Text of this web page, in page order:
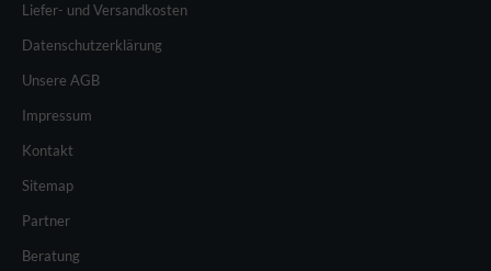
Liefer- und Versandkosten
Datenschutzerklärung
Unsere AGB
Impressum
Kontakt
Sitemap
Partner
Beratung